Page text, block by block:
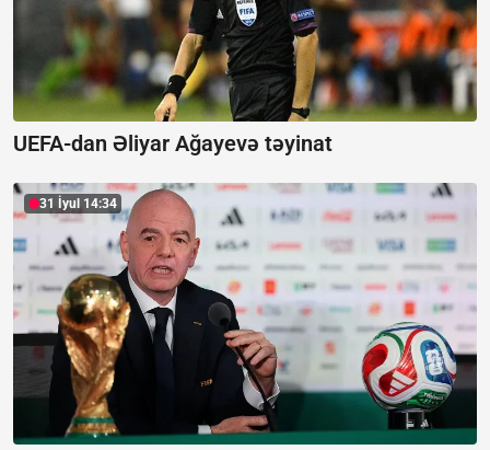
UEFA-dan Əliyar Ağayevə təyinat
31 İyul 14:34